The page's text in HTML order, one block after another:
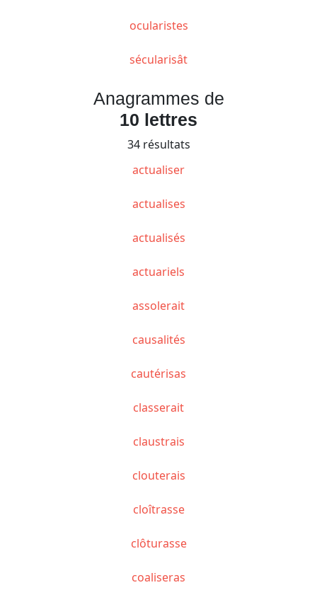
ocularistes
sécularisât
Anagrammes de
10 lettres
34 résultats
actualiser
actualises
actualisés
actuariels
assolerait
causalités
cautérisas
classerait
claustrais
clouterais
cloîtrasse
clôturasse
coaliseras